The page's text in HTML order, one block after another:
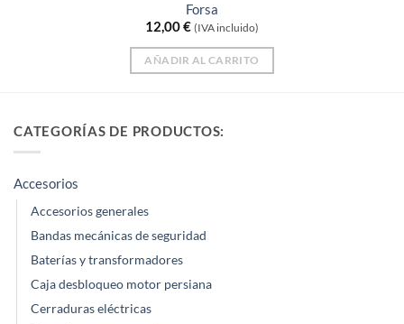
Forsa
12,00€ (IVA incluido)
AÑADIR AL CARRITO
CATEGORÍAS DE PRODUCTOS:
Accesorios
Accesorios generales
Bandas mecánicas de seguridad
Baterías y transformadores
Caja desbloqueo motor persiana
Cerraduras eléctricas